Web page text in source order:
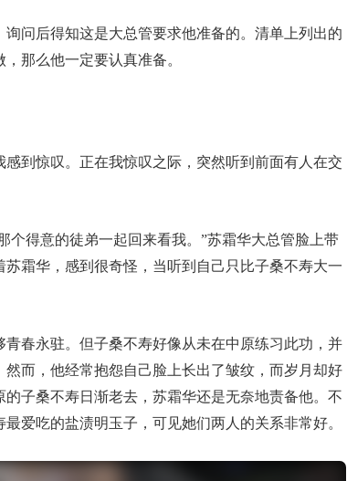
问后得知这是大总管要求他准备的。清单上列出的
那么他一定要认真准备。
到惊叹。正在我惊叹之际，突然听到前面有人在交
个得意的徒弟一起回来看我。”苏霜华大总管脸上带
霜华，感到很奇怪，当听到自己只比子桑不寿大一
春永驻。但子桑不寿好像从未在中原练习此功，并
而，他经常抱怨自己脸上长出了皱纹，而岁月却好
子桑不寿日渐老去，苏霜华还是无奈地责备他。不
爱吃的盐渍明玉子，可见她们两人的关系非常好。